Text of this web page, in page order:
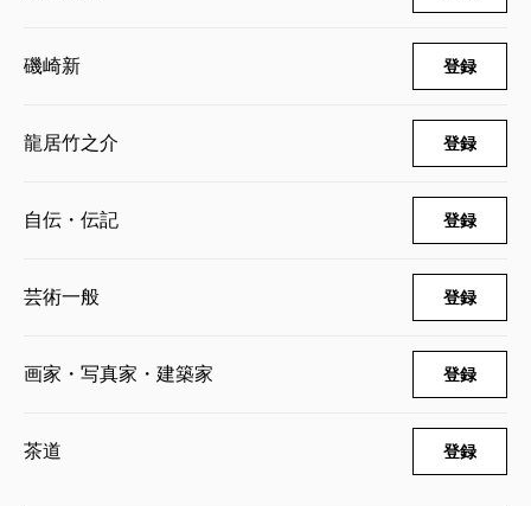
磯崎新 登録
龍居竹之介 登録
自伝・伝記 登録
芸術一般 登録
画家・写真家・建築家 登録
茶道 登録